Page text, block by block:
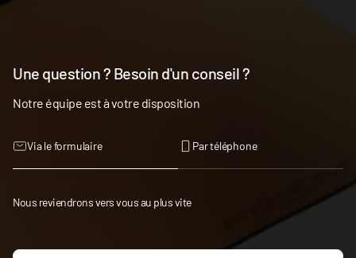
Une question ? Besoin d'un conseil ?
Notre équipe est à votre disposition
Via le formulaire Par téléphone
Nous reviendrons vers vous au plus vite